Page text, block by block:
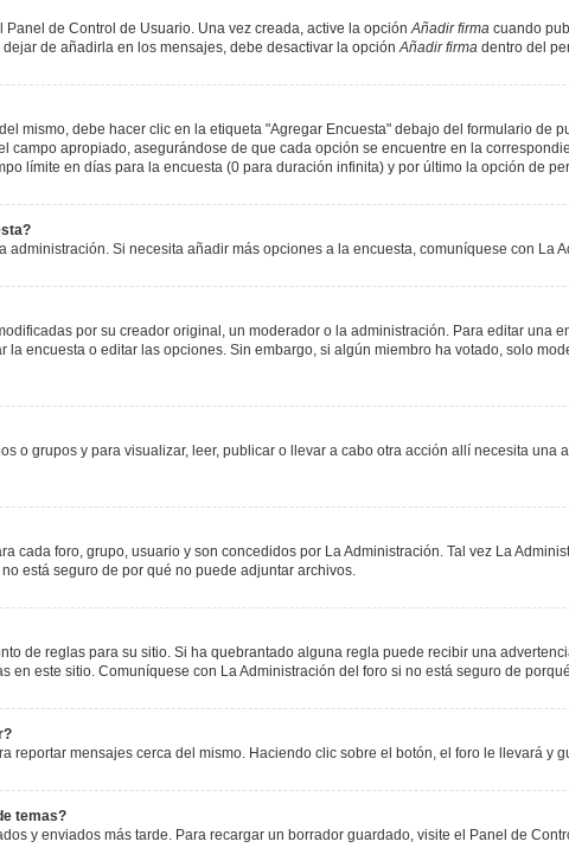
de Control de Usuario. Una vez creada, active la opciónAñadir firma cuando
de añadirla en los mensajes, debe desactivar la opciónAñadir firma dentro del
mismo, debe hacer clic en la etiqueta "Agregar Encuesta" debajo del formulario
campo apropiado, asegurándose de que cada opción se encuentre en la
límite en días para la encuesta (0 para duración infinita) y por último la opción de
administración. Si necesita añadir más opciones a la encuesta, comuníquese con La
por su creador original, un moderador o la administración. Para editar una
encuesta o editar las opciones. Sin embargo, si algún miembro ha votado, solo
o grupos y para visualizar, leer, publicar o llevar a cabo otra acción allí necesita
cada foro, grupo, usuario y son concedidos por La Administración. Tal vez La
está seguro de por qué no puede adjuntar archivos.
de reglas para su sitio. Si ha quebrantado alguna regla puede recibir una
en este sitio. Comuníquese con La Administración del foro si no está seguro de
reportar mensajes cerca del mismo. Haciendo clic sobre el botón, el foro le llevará y
temas?
y enviados más tarde. Para recargar un borrador guardado, visite el Panel de